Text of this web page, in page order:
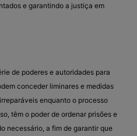
e garantindo a justiça em
de poderes e autoridades para
conceder liminares e medidas
enquanto o processo
têm o poder de ordenar prisões e
necessário, a fim de garantir que